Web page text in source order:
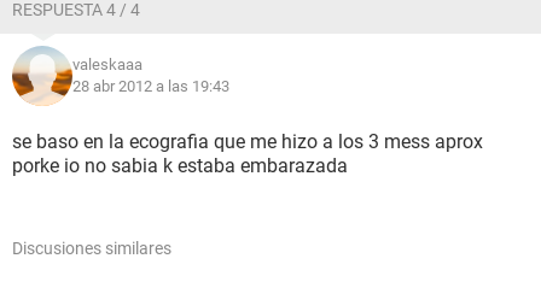
RESPUESTA 4 / 4
valeskaaa
28 abr 2012 a las 19:43
se baso en la ecografia que me hizo a los 3 mess aprox
porke io no sabia k estaba embarazada
Discusiones similares